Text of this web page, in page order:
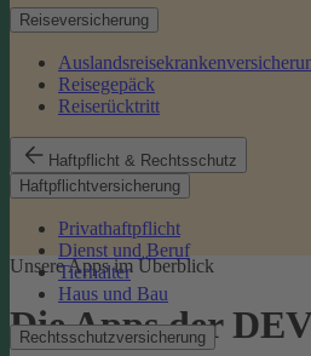
Reiseversicherung
Reisegepäck
Reiserücktritt
Haftpflicht & Rechtsschutz
Haftpflichtversicherung
Privathaftpflicht
Dienst und Beruf
Tierhalter
Haus und Bau
Rechtsschutzversicherung
Unsere Apps im Überblick
Die Apps der